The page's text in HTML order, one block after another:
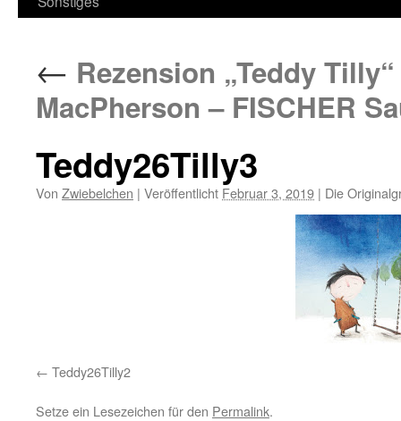
← Rezension „Teddy
MacPherson – FISCHER
Teddy26Tilly3
Von Zwiebelchen | Veröffentlicht Februar 3, 2019 | Die
Teddy26Tilly2
Setze ein Lesezeichen für den Permalink.